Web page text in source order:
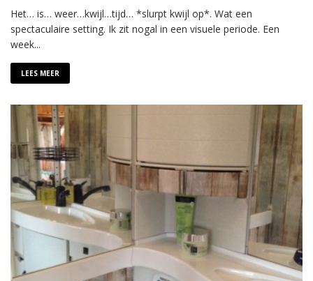
Het… is… weer…kwijl…tijd… *slurpt kwijl op*. Wat een
spectaculaire setting. Ik zit nogal in een visuele periode. Een
week...
LEES MEER